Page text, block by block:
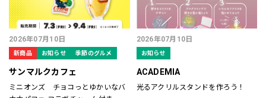
2026年07月10日
新商品 お知らせ 季節のグルメ
サンマルクカフェ
ミニオンズ チョコっとゆかいなバ
2026年07月10日
お知らせ
ACADEMIA
光るアクリルスタンドを作ろう！